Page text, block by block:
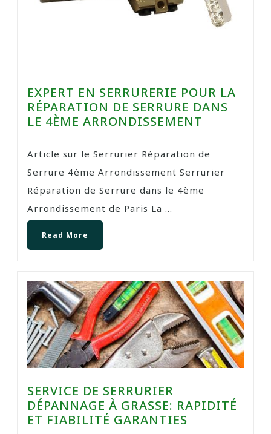
EXPERT EN SERRURERIE POUR LA
RÉPARATION DE SERRURE DANS
LE 4ÈME ARRONDISSEMENT
Article sur le Serrurier Réparation de
Serrure 4ème Arrondissement Serrurier
Réparation de Serrure dans le 4ème
Arrondissement de Paris La ...
Read More
SERVICE DE SERRURIER
DÉPANNAGE À GRASSE: RAPIDITÉ
ET FIABILITÉ GARANTIES